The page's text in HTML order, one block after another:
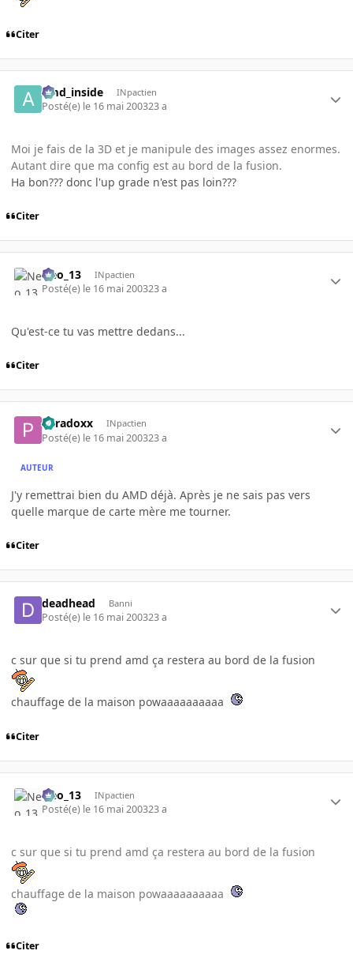
Citer
amd_inside INpactien
Posté(e) le 16 mai 200323 a
Moi je fais de la 3D et je manipule des images assez enormes.
Autant dire que ma config est au bord de la fusion.
Ha bon??? donc l'up grade n'est pas loin???
Citer
Neo_13 INpactien
Posté(e) le 16 mai 200323 a
Qu'est-ce tu vas mettre dedans...
Citer
Paradoxx INpactien
Posté(e) le 16 mai 200323 a
AUTEUR
J'y remettrai bien du AMD déjà. Après je ne sais pas vers
quelle marque de carte mère me tourner.
Citer
deadhead Banni
Posté(e) le 16 mai 200323 a
c sur que si tu prend amd ça restera au bord de la fusion
chauffage de la maison powaaaaaaaaaa
Citer
Neo_13 INpactien
Posté(e) le 16 mai 200323 a
c sur que si tu prend amd ça restera au bord de la fusion
chauffage de la maison powaaaaaaaaaa
Citer